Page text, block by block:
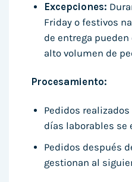
Excepciones:
Friday o festivos
de entrega
alto volumen de
Procesamiento:
Pedidos
días laborables se
Pedidos después
gestionan al